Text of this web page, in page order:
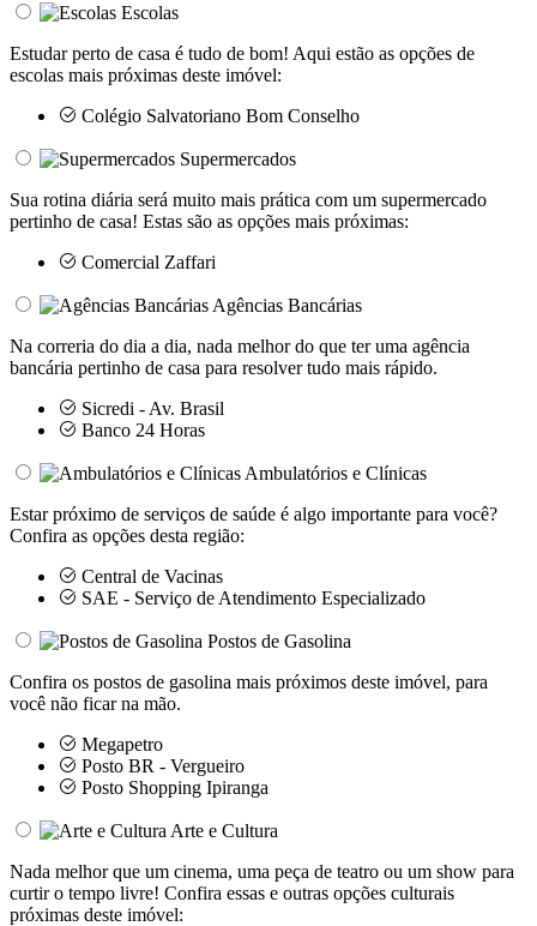
Escolas
Estudar perto de casa é tudo de bom! Aqui estão as opções de
escolas mais próximas deste imóvel:
Colégio Salvatoriano Bom Conselho
Supermercados
Sua rotina diária será muito mais prática com um supermercado
pertinho de casa! Estas são as opções mais próximas:
Comercial Zaffari
Agências Bancárias
Na correria do dia a dia, nada melhor do que ter uma agência
bancária pertinho de casa para resolver tudo mais rápido.
Sicredi - Av. Brasil
Banco 24 Horas
Ambulatórios e Clínicas
Estar próximo de serviços de saúde é algo importante para você?
Confira as opções desta região:
Central de Vacinas
SAE - Serviço de Atendimento Especializado
Postos de Gasolina
Confira os postos de gasolina mais próximos deste imóvel, para
você não ficar na mão.
Megapetro
Posto BR - Vergueiro
Posto Shopping Ipiranga
Arte e Cultura
Nada melhor que um cinema, uma peça de teatro ou um show para
curtir o tempo livre! Confira essas e outras opções culturais
próximas deste imóvel: